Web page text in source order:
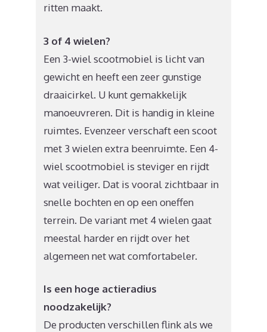
ritten maakt.
3 of 4 wielen?
Een 3-wiel scootmobiel is licht van
gewicht en heeft een zeer gunstige
draaicirkel. U kunt gemakkelijk
manoeuvreren. Dit is handig in kleine
ruimtes. Evenzeer verschaft een scoot
met 3 wielen extra beenruimte. Een 4-
wiel scootmobiel is steviger en rijdt
wat veiliger. Dat is vooral zichtbaar in
snelle bochten en op een oneffen
terrein. De variant met 4 wielen gaat
meestal harder en rijdt over het
algemeen net wat comfortabeler.
Is een hoge actieradius
noodzakelijk?
De producten verschillen flink als we